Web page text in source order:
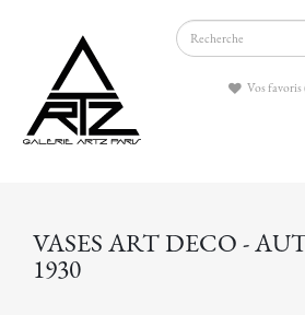
Vos favoris
VASES ART DECO -
1930